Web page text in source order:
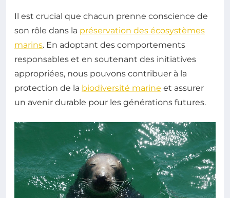
Il est crucial que chacun prenne conscience de
son rôle dans la préservation des écosystèmes
marins. En adoptant des comportements
responsables et en soutenant des initiatives
appropriées, nous pouvons contribuer à la
protection de la biodiversité marine et assurer
un avenir durable pour les générations futures.